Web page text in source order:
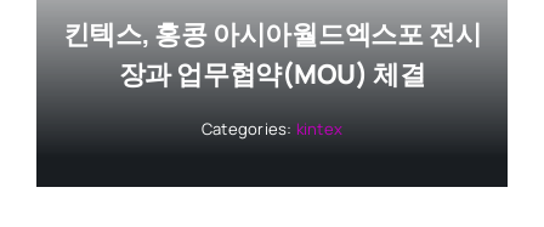
킨텍스, 홍콩 아시아월드엑스포 전시
장과 업무협약(MOU) 체결
Categories: kintex